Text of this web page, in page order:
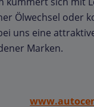
Ölwechsel oder
uns eine
Marken.